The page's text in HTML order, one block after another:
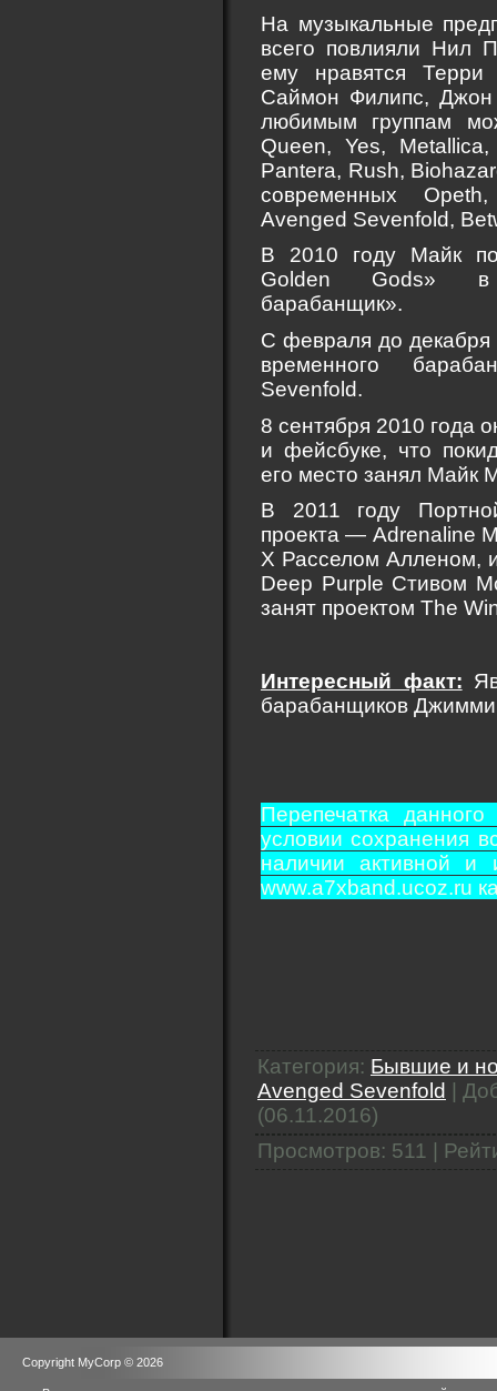
На музыкальные
всего повлияли Нил
ему нравятся Терри
Саймон Филипс,
любимым группам
Queen, Yes,
Pantera, Rush,
современных
Avenged Sevenfold,
В 2010 году Майк
Golden Gods» в
барабанщик».
C февраля до
временного
Sevenfold.
8 сентября 2010 года
и фейсбуке, что
его место занял Майк
В 2011 году
проекта — Adrenaline
X Расселом Алленом,
Deep Purple Стивом
занят проектом The
Интересный факт:
барабанщиков
Перепечатка
условии сохранения
наличии активной и
www.a7xband.ucoz.ru
Категория: Бывшие и
Avenged Sevenfold |
(06.11.2016)
Просмотров: 511 |
Copyright MyCorp © 2026